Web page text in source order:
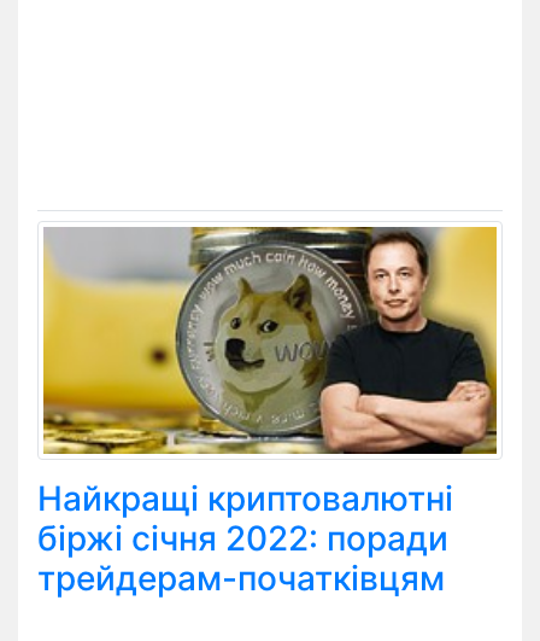
Найкращі криптовалютні
біржі січня 2022: поради
трейдерам-початківцям